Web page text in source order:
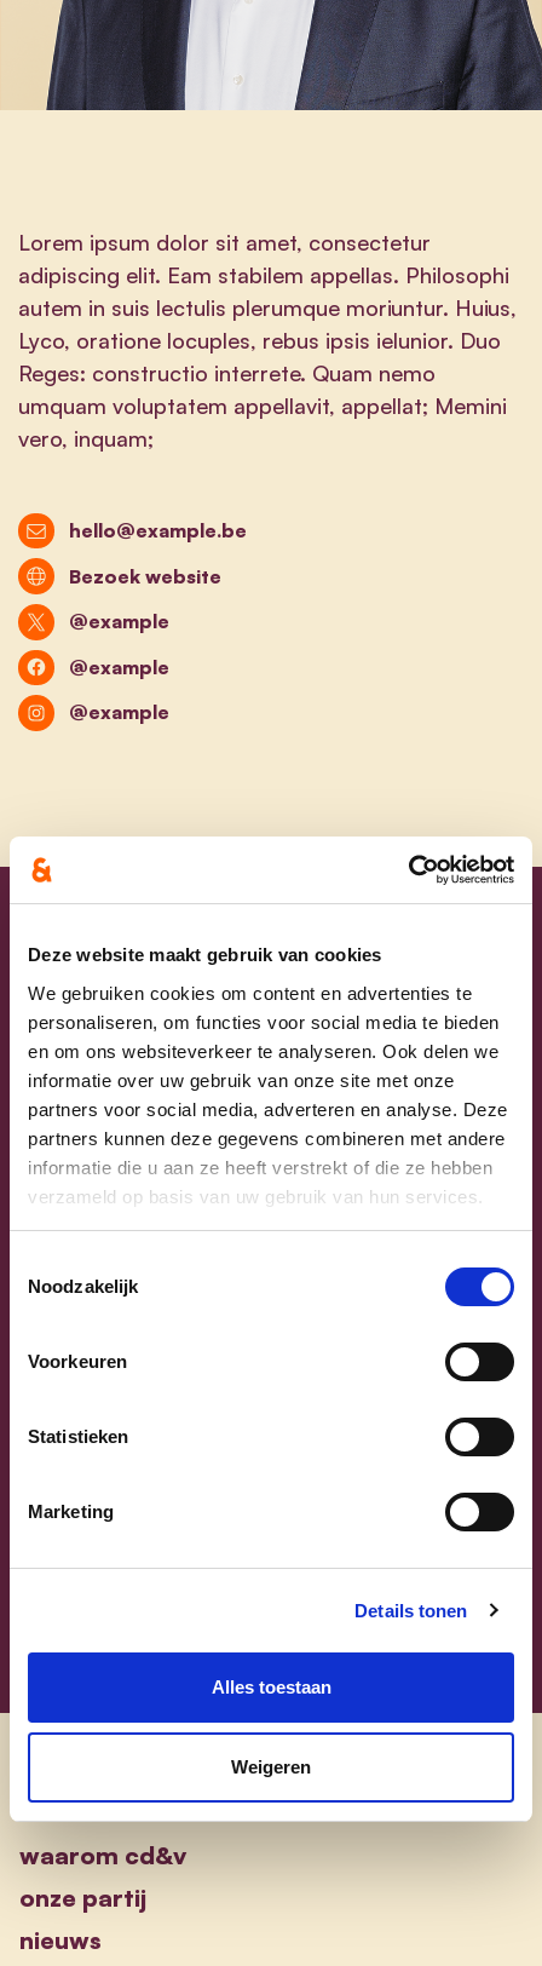
Deze website maakt gebruik van cookies
We gebruiken cookies om content en advertenties te
personaliseren, om functies voor social media te bieden
en om ons websiteverkeer te analyseren. Ook delen we
informatie over uw gebruik van onze site met onze
partners voor social media, adverteren en analyse. Deze
partners kunnen deze gegevens combineren met andere
informatie die u aan ze heeft verstrekt of die ze hebben
verzameld op basis van uw gebruik van hun services.
Noodzakelijk
Voorkeuren
Statistieken
Marketing
Details tonen
Alles toestaan
Weigeren
Lorem ipsum dolor sit amet, consectetur
adipiscing elit. Eam stabilem appellas. Philosophi
autem in suis lectulis plerumque moriuntur. Huius,
Lyco, oratione locuples, rebus ipsis ielunior. Duo
Reges: constructio interrete. Quam nemo
umquam voluptatem appellavit, appellat; Memini
vero, inquam;
hello@example.be
Bezoek website
@example
@example
@example
Uw lijsttrekkers
Sammy Mahdi
alle kandidaten
waarom cd&v
onze partij
nieuws